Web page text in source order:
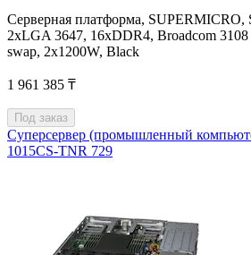
Серверная платформа, SUPERMICRO,
2xLGA 3647, 16xDDR4, Broadcom
swap, 2x1200W, Black
1 961 385 ₸
Под заказ
Суперсервер (промышленный
1015CS-TNR 729